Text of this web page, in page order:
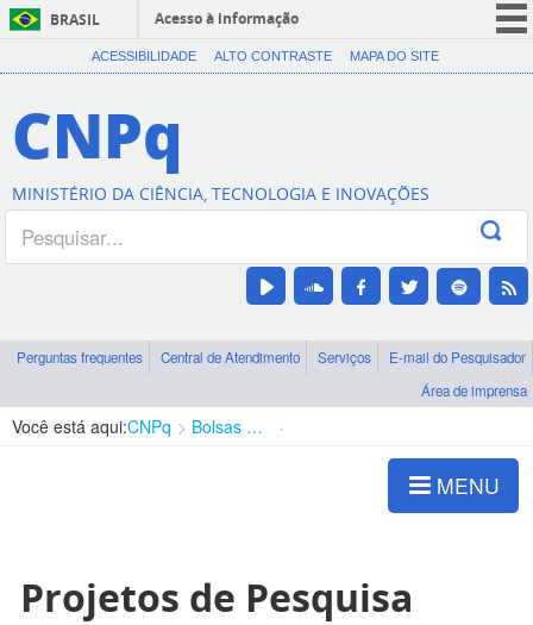
BRASIL
Acesso à informação
CORONAVÍRUS (COVID-19)
Canais
ACESSIBILIDADE ALTO CONTRASTE MAPA DO SITE
CNPq
MINISTÉRIO DA CIÊNCIA, TECNOLOGIA E INOVAÇÕES
Perguntas frequentes Central de Atendimento Serviços
E-mail do Pesquisador
Área de imprensa
Você está aqui:CNPq Bolsas e Auxílios Vigentes
MENU
Projetos de Pesquisa